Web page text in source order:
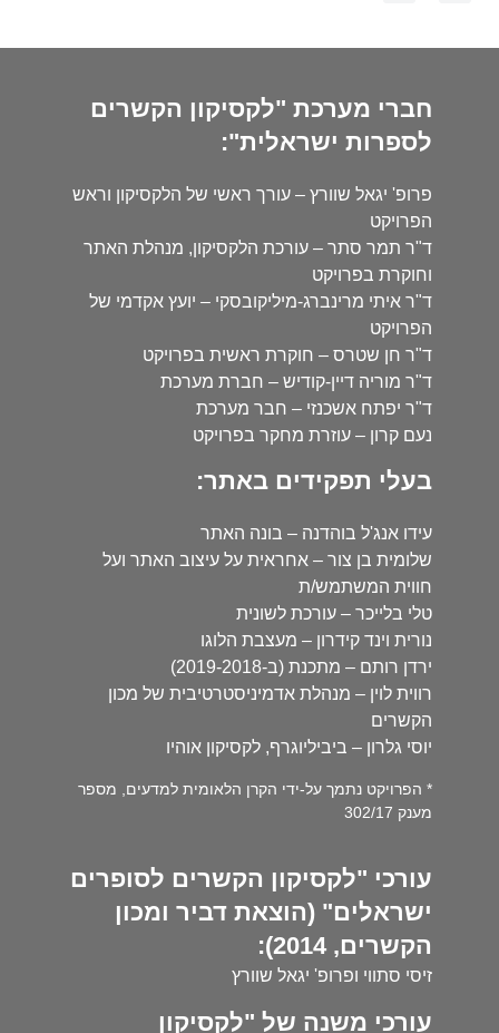
חברי מערכת "לקסיקון הקשרים
לספרות ישראלית":
פרופ' יגאל שוורץ – עורך ראשי של הלקסיקון וראש
הפרויקט
ד"ר תמר סתר – עורכת הלקסיקון, מנהלת האתר
וחוקרת בפרויקט
ד"ר איתי מרינברג-מיליקובסקי – יועץ אקדמי של
הפרויקט
ד"ר חן שטרס – חוקרת ראשית בפרויקט
ד"ר מוריה דיין-קודיש – חברת מערכת
ד"ר יפתח אשכנזי – חבר מערכת
נעם קרון – עוזרת מחקר בפרויקט
בעלי תפקידים באתר:
עידו אנג'ל בוהדנה – בונה האתר
שלומית בן צור – אחראית על עיצוב האתר ועל
חווית המשתמש/ת
טלי בלייכר – עורכת לשונית
נורית וינד קידרון – מעצבת הלוגו
ירדן רותם – מתכנת (ב-2019-2018)
רווית לוין – מנהלת אדמיניסטרטיבית של מכון
הקשרים
יוסי גלרון – ביביליוגרף, לקסיקון אוהיו
* הפרויקט נתמך על-ידי הקרן הלאומית למדעים, מספר
מענק 302/17
עורכי "לקסיקון הקשרים לסופרים
ישראלים" (הוצאת דביר ומכון
הקשרים, 2014):
זיסי סתווי ופרופ' יגאל שוורץ
עורכי משנה של "לקסיקון